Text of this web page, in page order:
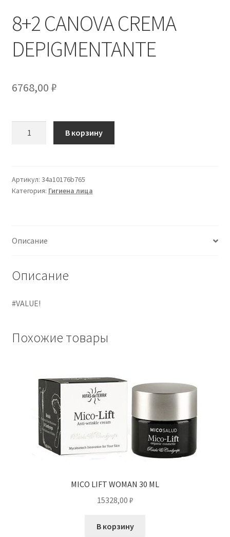
8+2 CANOVA CREMA
DEPIGMENTANTE
6768,00 ₽
CREMA
DEPIGMENTANTE
В корзину
Артикул: 34a10176b765
Категория: Гигиена лица
Описание
Описание
#VALUE!
Похожие товары
MICO LIFT WOMAN 30 ML
15328,00 ₽
В корзину